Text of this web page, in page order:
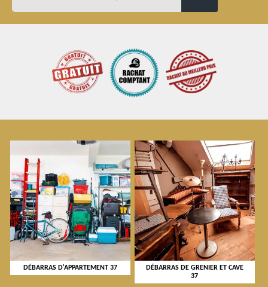
DÉBARRAS D'APPARTEMENT 37
DÉBARRAS DE GRENIER ET CAVE
37